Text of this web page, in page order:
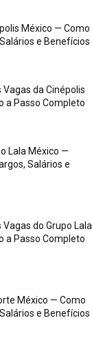
México — Como
e Benefícios
da Cinépolis
a Passo Completo
Lala México —
Salários e
do Grupo Lala
a Passo Completo
México — Como
e Benefícios